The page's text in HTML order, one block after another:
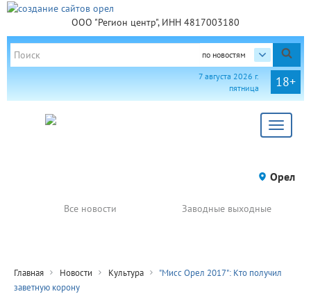
ООО "Регион центр", ИНН 4817003180
по новостям
18+
7 августа 2026 г.
пятница
Toggle
Орел
Все новости Заводные выходные
Главная Новости Культура
"Мисс Орел 2017": Кто получил
заветную корону